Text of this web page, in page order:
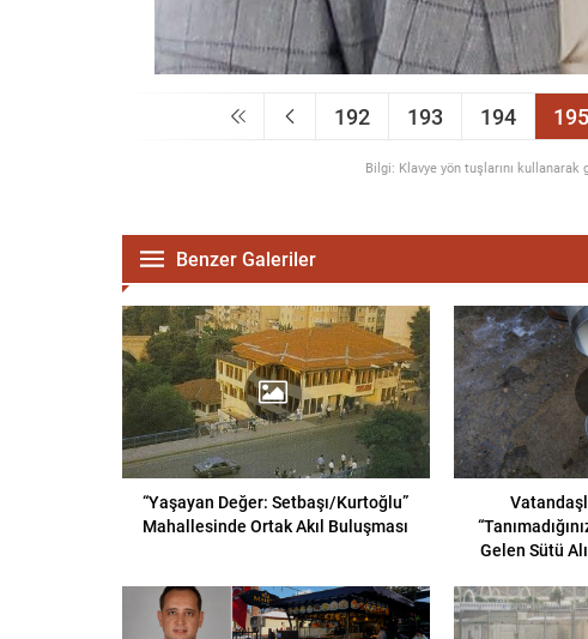
192 193 194 195
Bilgi: Klavye yön tuşlarını
Benzer Galeriler
“Yaşayan Değer: Setbaşı/Kurtoğlu”
Mahallesinde Ortak Akıl Buluşması
Gelen Sütü